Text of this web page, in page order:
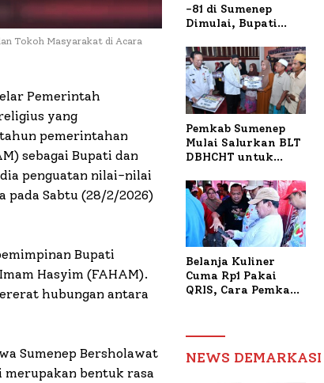
Tokoh Masyarakat di Acara
Pemerintah
yang
pemerintahan
sebagai Bupati dan
penguatan nilai-nilai
pada Sabtu (28/2/2026)
Bupati
Hasyim (FAHAM).
hubungan antara
Sumenep Bersholawat
merupakan bentuk rasa
-81 di Sumenep
Dimulai, Bupati
Doa untuk Korban
Kapal Terbakar
Pemkab Sumenep
Mulai Salurkan BLT
DBHCHT untuk
Tani Tembakau
Belanja Kuliner
Cuma Rp1 Pakai
QRIS, Cara Pemkab
NEWS DEMARKASI